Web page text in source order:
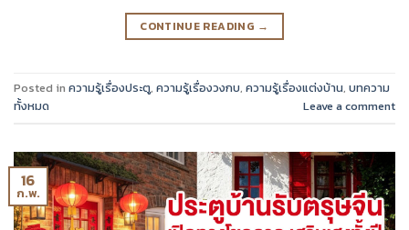
CONTINUE READING →
Posted in ความรู้เรื่องประตู, ความรู้เรื่องวงกบ, ความรู้เรื่องแต่งบ้าน, บทความ
ทั้งหมด
Leave a comment
16
ก.พ.